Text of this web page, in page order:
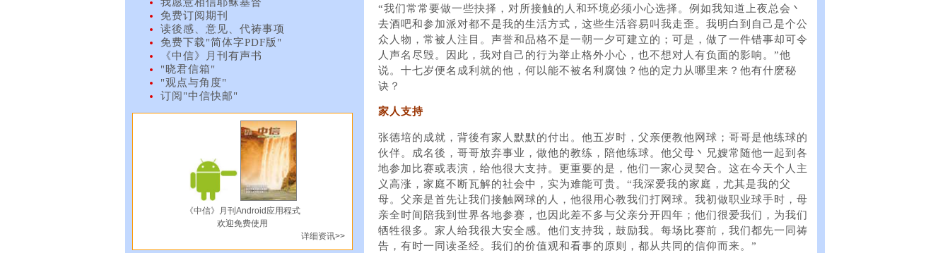
免费订阅期刊
读後感、意见、代祷事项
免费下载"简体字PDF版"
《中信》月刊有声书
"晓君信箱"
"观点与角度"
订阅"中信快邮"
《中信》月刊Android应用程式
欢迎免费使用
详细资讯>>
“我们常常要做一些抉择，对所接触的人和环境必须小心选择。例如我知道上夜总会丶
去酒吧和参加派对都不是我的生活方式，这些生活容易叫我走歪。我明白到自己是个公
众人物，常被人注目。声誉和品格不是一朝一夕可建立的；可是，做了一件错事却可令
人声名尽毁。因此，我对自己的行为举止格外小心，也不想对人有负面的影响。”他
说。十七岁便名成利就的他，何以能不被名利腐蚀？他的定力从哪里来？他有什麽秘
诀？
家人支持
张德培的成就，背後有家人默默的付出。他五岁时，父亲便教他网球；哥哥是他练球的
伙伴。成名後，哥哥放弃事业，做他的教练，陪他练球。他父母丶兄嫂常随他一起到各
地参加比赛或表演，给他很大支持。更重要的是，他们一家心灵契合。这在今天个人主
义高涨，家庭不断瓦解的社会中，实为难能可贵。“我深爱我的家庭，尤其是我的父
母。父亲是首先让我们接触网球的人，他很用心教我们打网球。我初做职业球手时，母
亲全时间陪我到世界各地参赛，也因此差不多与父亲分开四年；他们很爱我们，为我们
牺牲很多。家人给我很大安全感。他们支持我，鼓励我。每场比赛前，我们都先一同祷
告，有时一同读圣经。我们的价值观和看事的原则，都从共同的信仰而来。”